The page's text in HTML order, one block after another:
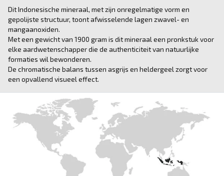
Dit Indonesische mineraal, met zijn onregelmatige vorm en
gepolijste structuur, toont afwisselende lagen zwavel- en
mangaanoxiden.
Met een gewicht van 1900 gram is dit mineraal een pronkstuk voor
elke aardwetenschapper die de authenticiteit van natuurlijke
formaties wil bewonderen.
De chromatische balans tussen asgrijs en heldergeel zorgt voor
een opvallend visueel effect.